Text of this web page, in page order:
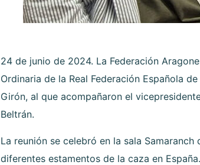
24 de junio de 2024. La Federación
Ordinaria de la Real Federación Española
Girón, al que acompañaron el
Beltrán.
La reunión se celebró en la sala
diferentes estamentos de la caza en